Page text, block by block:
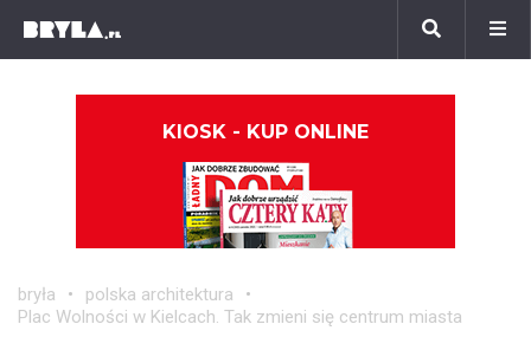
KIOSK - KUP ONLINE
bryła
polska architektura
Plac Wolności w Kielcach. Tak zmieni się centrum miasta